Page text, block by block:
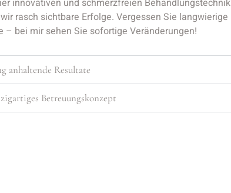
rasch sichtbare Erfolge. Vergessen Sie langwierige
– bei mir sehen Sie sofortige Veränderungen!
anhaltende Resultate
Betreuungskonzept